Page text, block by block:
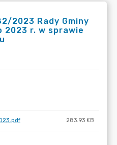
2023 Rady Gminy
2023 r. w sprawie
283.93 KB